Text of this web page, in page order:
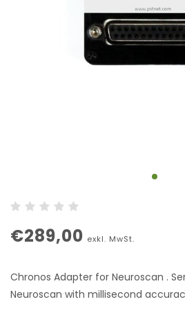
€289,00 exkl. MwSt.
Chronos Adapter for Neuroscan .
Neuroscan with millisecond